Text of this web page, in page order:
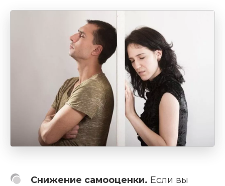
Снижение самооценки. Если вы